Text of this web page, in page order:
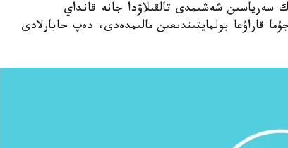
سەرياسىن شەشىمدى تالقىلاۋدا جانە قانداي
قاراۋعا بولمايتىندىعىن مالىمدەدى، دەپ حابارلادى